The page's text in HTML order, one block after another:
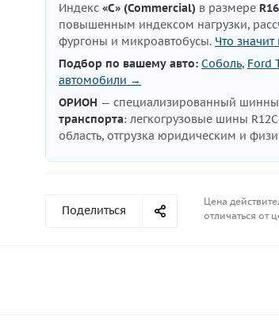
Индекс «C» (Commercial) в размере
повышенным индексом нагрузки,
фургоны и микроавтобусы. Что
Подбор по вашему авто: Соболь, Ford
автомобили →
ОРИОН — специализированный
транспорта: легкогрузовые шины
область, отгрузка юридическим и
Поделиться
Цена
отличаться от